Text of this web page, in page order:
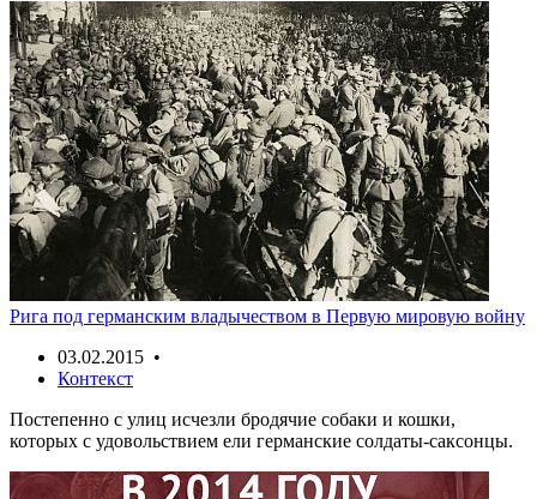
Рига под германским владычеством в Первую мировую войну
03.02.2015 •
Контекст
Постепенно с улиц исчезли бродячие собаки и кошки,
которых с удовольствием ели германские солдаты-саксонцы.